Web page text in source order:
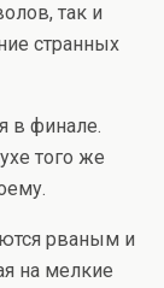
так и
странных
в финале.
того же
рваным и
на мелкие